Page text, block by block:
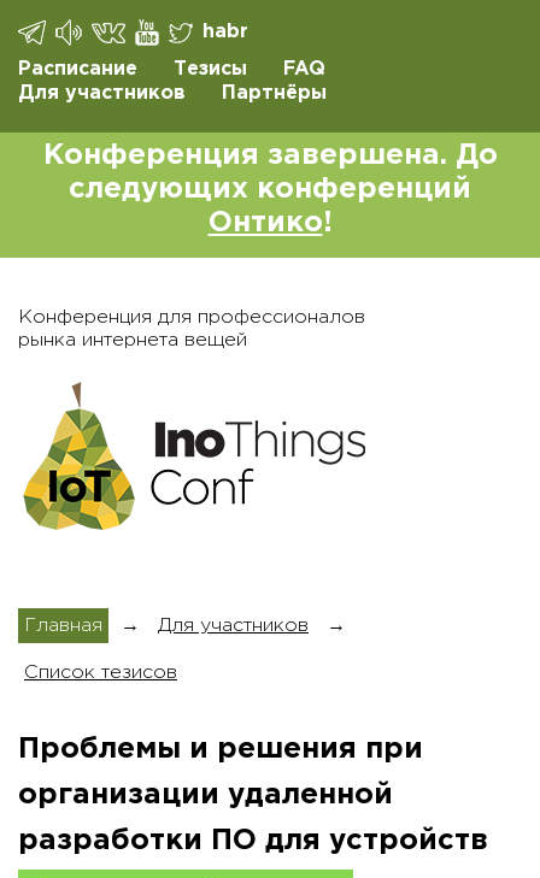
habr
Расписание Тезисы
FAQ
Для участников
Партнёры
Конференция завершена. До
следующих конференций
Онтико!
Конференция для профессионалов
рынка интернета вещей
Главная → Для участников →
Список тезисов
Проблемы и решения при
организации удаленной
разработки ПО для устройств